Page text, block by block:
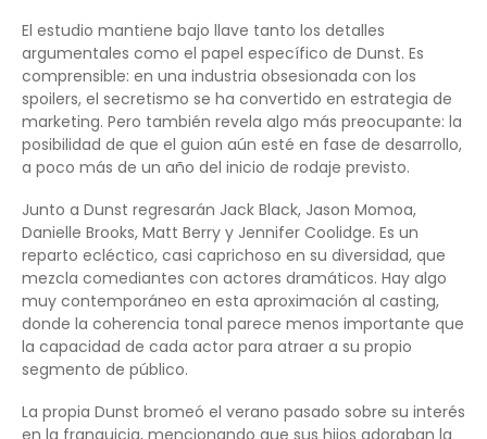
El estudio mantiene bajo llave tanto los detalles
argumentales como el papel específico de Dunst. Es
comprensible: en una industria obsesionada con los
spoilers, el secretismo se ha convertido en estrategia de
marketing. Pero también revela algo más preocupante: la
posibilidad de que el guion aún esté en fase de desarrollo,
a poco más de un año del inicio de rodaje previsto.
Junto a Dunst regresarán Jack Black, Jason Momoa,
Danielle Brooks, Matt Berry y Jennifer Coolidge. Es un
reparto ecléctico, casi caprichoso en su diversidad, que
mezcla comediantes con actores dramáticos. Hay algo
muy contemporáneo en esta aproximación al casting,
donde la coherencia tonal parece menos importante que
la capacidad de cada actor para atraer a su propio
segmento de público.
La propia Dunst bromeó el verano pasado sobre su interés
en la franquicia, mencionando que sus hijos adoraban la